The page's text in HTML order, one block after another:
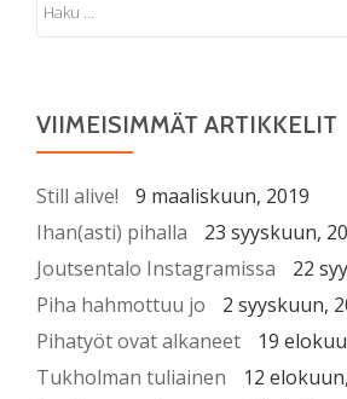
VIIMEISIMMÄT ARTIKKELIT
Still alive!
9 maaliskuun, 2019
Ihan(asti) pihalla
23 syyskuun,
Joutsentalo Instagramissa
22
Piha hahmottuu jo
2 syyskuun,
Pihatyöt ovat alkaneet
19
Tukholman tuliainen
12